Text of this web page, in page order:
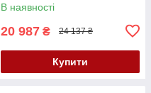
В наявності
20 987 ₴ 24 137 ₴
Купити